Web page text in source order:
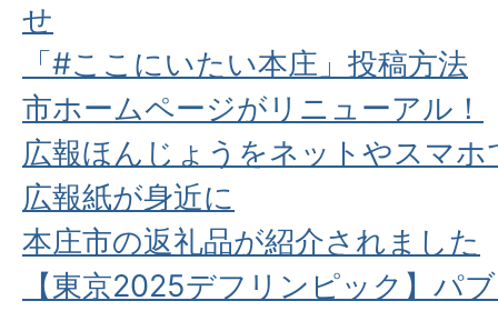
せ
「#ここにいたい本庄」投稿方法
市ホームページがリニューアル！
広報ほんじょうをネットやスマ
広報紙が身近に
本庄市の返礼品が紹介されました
【東京2025デフリンピック】パ